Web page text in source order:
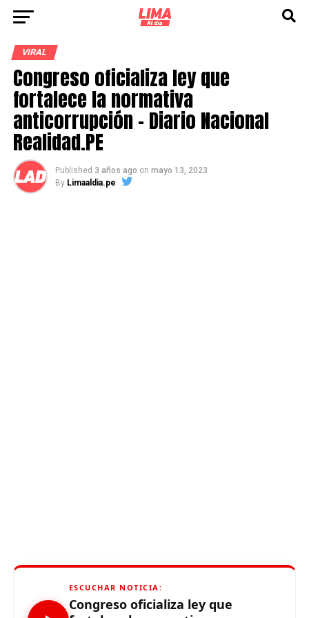
VIRAL
Congreso oficializa ley que
fortalece la normativa
anticorrupción – Diario Nacional
Realidad.PE
Published 3 años ago on mayo 13, 2023
By Limaaldia.pe
ESCUCHAR NOTICIA:
Congreso oficializa ley que